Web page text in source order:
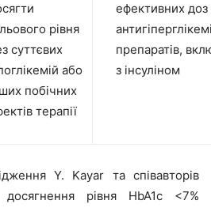
рівня
суттєвих
або
побічних
терапії
ефективних доз
препаратів,
з інсуліном
Y. Kayar та співавторів
рівня HbA1c <7%